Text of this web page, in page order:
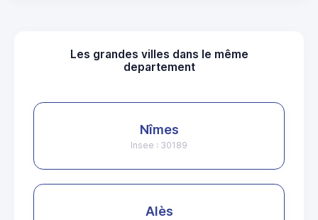
Les grandes villes dans le même
departement
Nîmes
Insee : 30189
Alès